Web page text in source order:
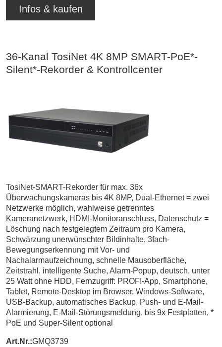
Infos & kaufen
36-Kanal TosiNet 4K 8MP SMART-PoE*-
Silent*-Rekorder & Kontrollcenter
TosiNet-SMART-Rekorder für max. 36x
Überwachungskameras bis 4K 8MP, Dual-Ethernet = zwei
Netzwerke möglich, wahlweise getrenntes
Kameranetzwerk, HDMI-Monitoranschluss, Datenschutz =
Löschung nach festgelegtem Zeitraum pro Kamera,
Schwärzung unerwünschter Bildinhalte, 3fach-
Bewegungserkennung mit Vor- und
Nachalarmaufzeichnung, schnelle Mausoberfläche,
Zeitstrahl, intelligente Suche, Alarm-Popup, deutsch, unter
25 Watt ohne HDD, Fernzugriff: PROFI-App, Smartphone,
Tablet, Remote-Desktop im Browser, Windows-Software,
USB-Backup, automatisches Backup, Push- und E-Mail-
Alarmierung, E-Mail-Störungsmeldung, bis 9x Festplatten, *
PoE und Super-Silent optional
Art.Nr.:GMQ3739